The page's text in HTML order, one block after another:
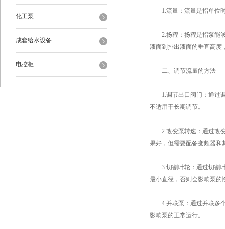
化工泵
成套给水设备
电控柜
1.流量：流量是指单位时
2.扬程：扬程是指泵能够
液面到排出液面的垂直高度
二、调节流量的方法
1.调节出口阀门：通过调
不适用于长期调节。
2.改变泵转速：通过改变
果好，但需要配备变频器和
3.切割叶轮：通过切割叶
最小直径，否则会影响泵的
4.并联泵：通过并联多个
影响泵的正常运行。